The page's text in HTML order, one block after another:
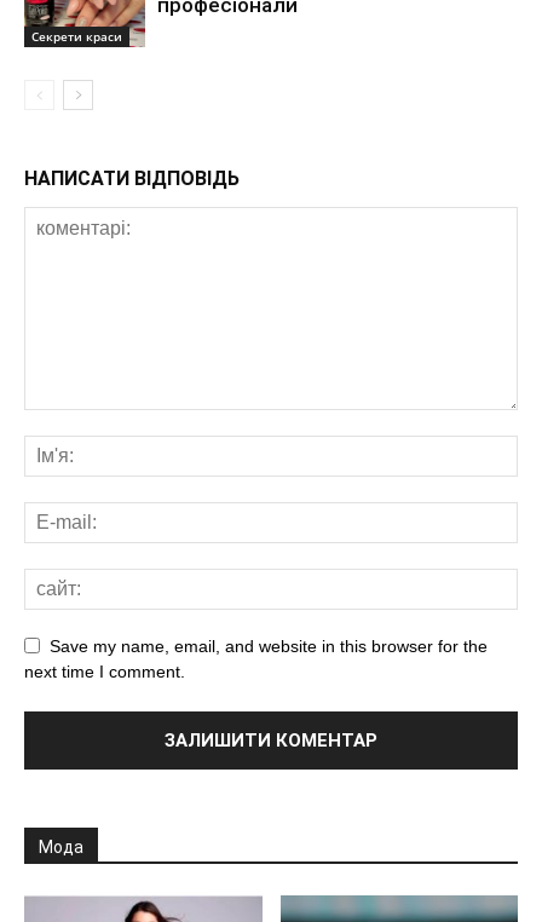
Секрети краси
професіонали
НАПИСАТИ ВІДПОВІДЬ
Save my name, email, and website in this browser for the
next time I comment.
Мода